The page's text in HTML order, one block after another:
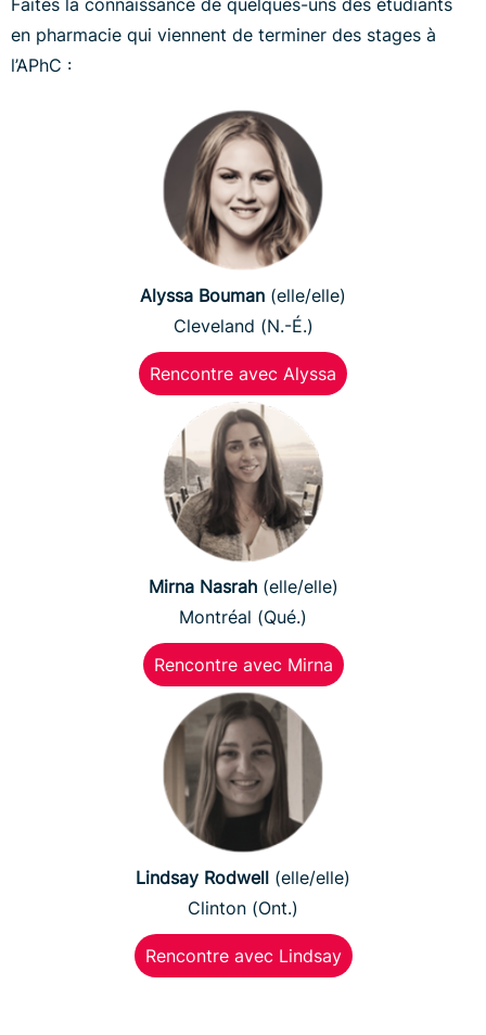
Faites la connaissance de quelques-uns des étudiants
en pharmacie qui viennent de terminer des stages à
l’APhC :
Alyssa Bouman (elle/elle)
Cleveland (N.-É.)
Rencontre avec Alyssa
Mirna Nasrah (elle/elle)
Montréal (Qué.)
Rencontre avec Mirna
Lindsay Rodwell (elle/elle)
Clinton (Ont.)
Rencontre avec Lindsay